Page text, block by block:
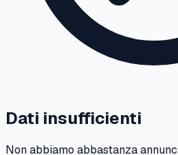
Dati insufficienti
Non abbiamo abbastanza